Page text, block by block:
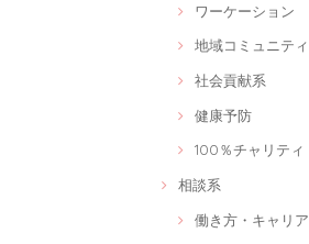
ワーケーション
地域コミュニティ
社会貢献系
健康予防
100％チャリティ
相談系
働き方・キャリア